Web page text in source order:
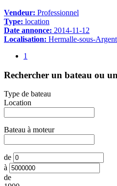
Vendeur: Professionnel
Type: location
Date annonce: 2014-11-12
Localisation: Hermalle-sous-
1
Rechercher un bateau ou
Type de bateau
Location
Bateau à moteur
de
à
de